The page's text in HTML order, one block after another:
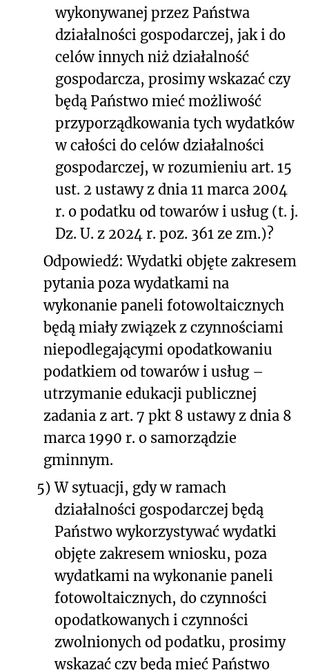
wykonywanej przez Państwa
działalności gospodarczej, jak i do
celów innych niż działalność
gospodarcza, prosimy wskazać czy
będą Państwo mieć możliwość
przyporządkowania tych wydatków
w całości do celów działalności
gospodarczej, w rozumieniu art. 15
ust. 2 ustawy z dnia 11 marca 2004
r. o podatku od towarów i usług (t. j.
Dz. U. z 2024 r. poz. 361 ze zm.)?
Odpowiedź: Wydatki objęte zakresem
pytania poza wydatkami na
wykonanie paneli fotowoltaicznych
będą miały związek z czynnościami
niepodlegającymi opodatkowaniu
podatkiem od towarów i usług –
utrzymanie edukacji publicznej
zadania z art. 7 pkt 8 ustawy z dnia 8
marca 1990 r. o samorządzie
gminnym.
5) W sytuacji, gdy w ramach
działalności gospodarczej będą
Państwo wykorzystywać wydatki
objęte zakresem wniosku, poza
wydatkami na wykonanie paneli
fotowoltaicznych, do czynności
opodatkowanych i czynności
zwolnionych od podatku, prosimy
wskazać czy będą mieć Państwo